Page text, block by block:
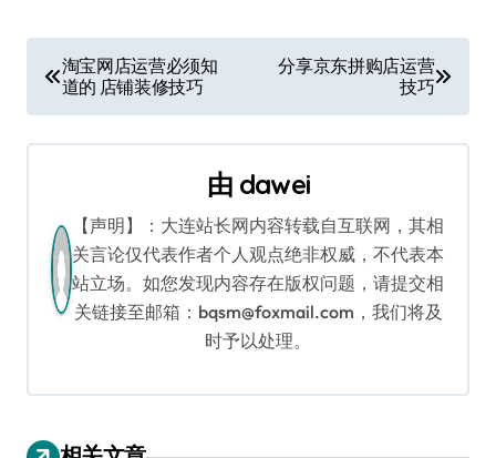
文
章
导
淘宝网店运营必须知
道的 店铺装修技巧
分享京东拼购店运营
技巧
由 dawei
【声明】：大连站长网内容转载自互联网，其相
关言论仅代表作者个人观点绝非权威，不代表本
站立场。如您发现内容存在版权问题，请提交相
关链接至邮箱：bqsm@foxmail.com，我们将及
时予以处理。